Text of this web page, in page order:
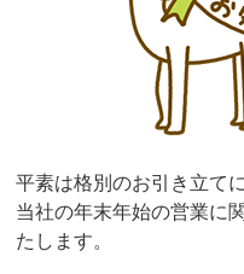
平素は格別のお引き立て
当社の年末年始の営業に
たします。